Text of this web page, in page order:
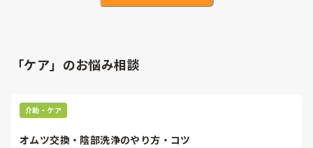
「ケア」のお悩み相談
介助・ケア
オムツ交換・陰部洗浄のやり方・コツ